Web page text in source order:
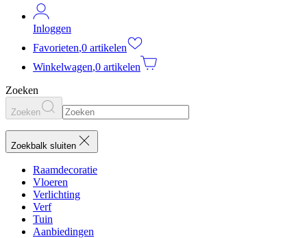
Inloggen
Favorieten,0 artikelen
Winkelwagen,0 artikelen
Zoeken
Zoeken
Zoekbalk sluiten
Raamdecoratie
Vloeren
Verlichting
Verf
Tuin
Aanbiedingen